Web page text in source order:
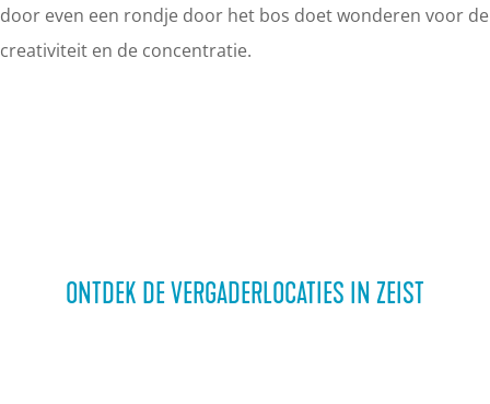
door even een rondje door het bos doet wonderen voor de
creativiteit en de concentratie.
ONTDEK DE VERGADERLOCATIES IN ZEIST